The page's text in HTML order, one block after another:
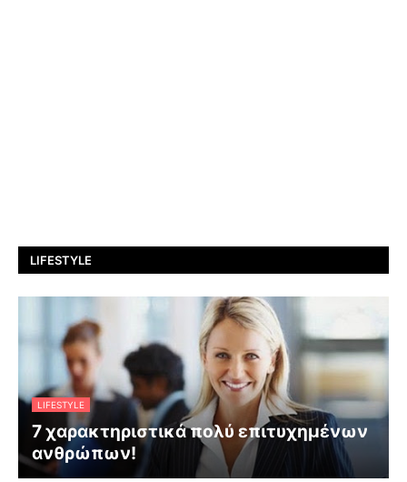
LIFESTYLE
LIFESTYLE
7 χαρακτηριστικά πολύ επιτυχημένων
ανθρώπων!